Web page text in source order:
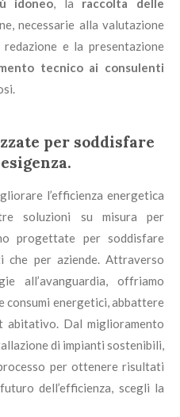
necessarie alla valutazione
e la presentazione
tecnico ai consulenti
per soddisfare
l’efficienza energetica
soluzioni su misura per
progettate per soddisfare
che per aziende. Attraverso
all’avanguardia, offriamo
consumi energetici, abbattere
Dal miglioramento
di impianti sostenibili,
per ottenere risultati
dell’efficienza, scegli la